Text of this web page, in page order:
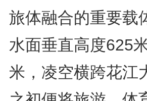
旅体融合的重要载
水面垂直高度625
米，凌空横跨花江